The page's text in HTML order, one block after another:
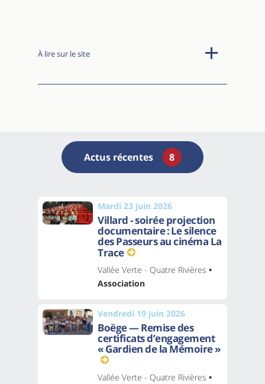
À lire sur le site
Actus récentes 8
Mardi 23 juin 2026
Villard - soirée projection
documentaire : Le silence
des Passeurs au cinéma La
Trace
Vallée Verte - Quatre Rivières •
Association
Vendredi 19 juin 2026
Boëge — Remise des
certificats d’engagement
« Gardien de la Mémoire »
Vallée Verte - Quatre Rivières •